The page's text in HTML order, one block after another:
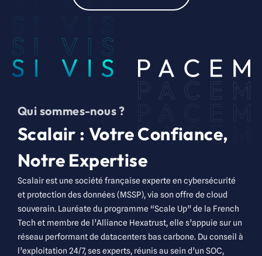
Qui sommes-nous ?
Scalair : Votre Confiance,
Notre Expertise
Scalairest une société française experte en cybersécurité
et protection des données (MSSP), via son offre de cloud
souverain. Lauréate du programme “Scale Up” de la French
Tech et membre de l’Alliance Hexatrust, elle s’appuie sur un
réseau performant de datacenters bas carbone. Du conseil à
l’exploitation 24/7, ses experts, réunis au sein d’un SOC,